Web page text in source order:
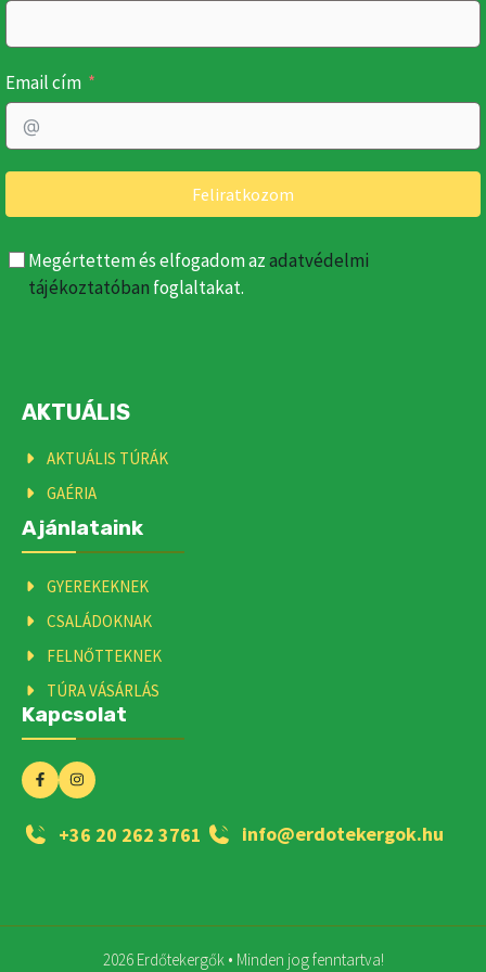
Email cím
Feliratkozom
Megértettem és elfogadom azadatvédelmi
tájékoztatóban foglaltakat.
AKTUÁLIS
AKTUÁLIS TÚRÁK
GAÉRIA
Ajánlataink
GYEREKEKNEK
CSALÁDOKNAK
FELNŐTTEKNEK
TÚRA VÁSÁRLÁS
Kapcsolat
+36 20 262 3761 info@erdotekergok.hu
2026 Erdőtekergők • Minden jog fenntartva!